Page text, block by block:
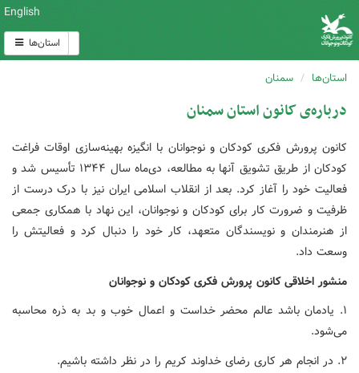
English
استان‌ها
استان‌ها سمنان
درباره‌ی کانون استان سمنان
کانون پرورش فکری کودکان و نوجوانان با انگیزه بهینه‌سازی اوقات فراغت
کودکان از طریق تشویق آنها به مطالعه، دی‌ماه سال ۱۳۴۴ تأسیس شد و
فعالیت خود را آغاز کرد. بعد از انقلاب اسلامی ایران نیز با درک درست از
ظرفیت و ضرورت کار برای کودکان و نوجوانان، این نهاد با همکاری جمعی
از هنرمندان و نویسندگان متعهد، کار خود را دنبال کرد و فعالیتش را
وسعت داد.
منشور اخلاقی کانون پرورش فکری کودکان و نوجوانان
۱. یادمان باشد عالم محضر خداست و اعمال خوب و بد به ذره محاسبه
می‌شود.
۲. در انجام هر کاری رضای خداوند کریم را در نظر داشته باشیم.